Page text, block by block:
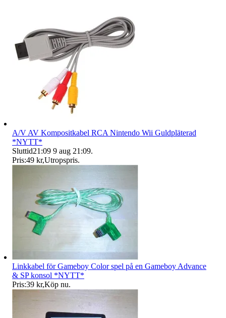
A/V AV Kompositkabel RCA Nintendo Wii Guldpläterad
*NYTT*
Sluttid21:09 9 aug 21:09.
Pris:49 kr,Utropspris.
Linkkabel för Gameboy Color spel på en Gameboy Advance
& SP konsol *NYTT*
Pris:39 kr,Köp nu.